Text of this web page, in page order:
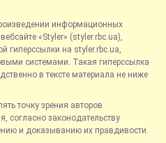
информационных
«Styler» (styler.rbc.ua),
гиперссылки на styler.rbc.ua,
системами. Такая гиперссылка
в тексте материала не ниже
точку зрения авторов
согласно законодательству
и доказыванию их правдивости.